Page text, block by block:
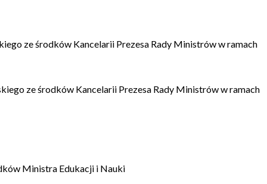
ze środków Kancelarii Prezesa Rady Ministrów w ramach
ze środków Kancelarii Prezesa Rady Ministrów w ramach
Ministra Edukacji i Nauki